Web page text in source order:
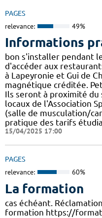
PAGES
relevance: 49%
Informations
bon s'installer pendant
d'accéder aux
à Lapeyronie et Gui de
magnétique créditée.
Ils seront à proximité du
locaux de l'Association
(salle de musculation/
pratique des tarifs
15/04/2025 17:00
PAGES
relevance: 60%
La formation
cas échéant.
formation https://